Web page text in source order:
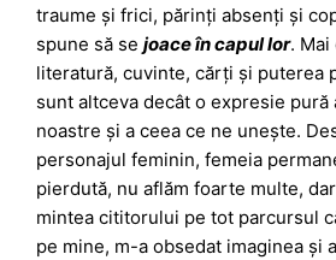
traume și frici, părinți absenți și
spune să sejoace în capul lor.
literatură, cuvinte, cărți și puterea
sunt altceva decât o expresie
noastre și a ceea ce ne unește.
personajul feminin, femeia
pierdută, nu aflăm foarte multe,
mintea cititorului pe tot parcursul
pe mine, m-a obsedat imaginea și